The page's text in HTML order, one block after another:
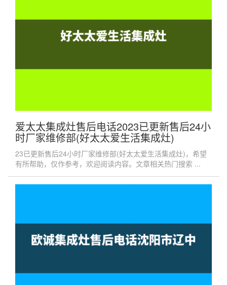
爱太太集成灶售后电话2023已更新售后24小
时厂家维修部(好太太爱生活集成灶)
23已更新售后24小时厂家维修部(好太太爱生活集成灶)，希望
有所帮助，仅作参考，欢迎阅读内容。文章相关热门搜索 ...